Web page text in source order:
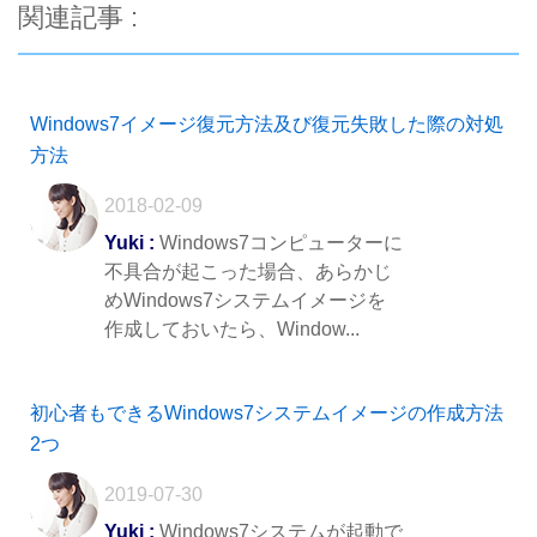
関連記事 :
Windows7イメージ復元方法及び復元失敗した際の対処
方法
2018-02-09
Yuki : Windows7コンピューターに
不具合が起こった場合、あらかじ
めWindows7システムイメージを
作成しておいたら、Window...
初心者もできるWindows7システムイメージの作成方法
2つ
2019-07-30
Yuki : Windows7システムが起動で